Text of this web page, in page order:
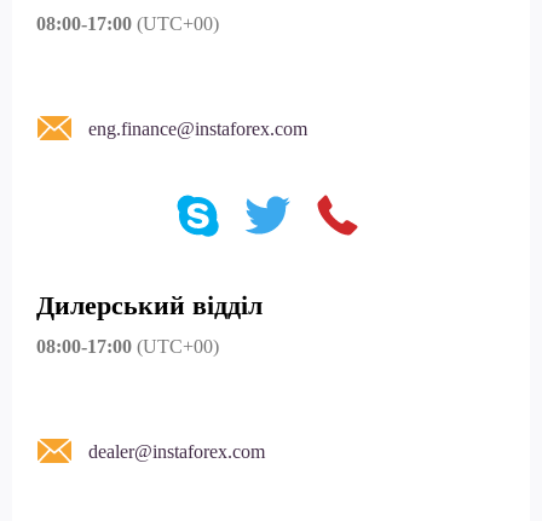
08:00-17:00 (UTC+00)
eng.finance@instaforex.com
Дилерський відділ
08:00-17:00 (UTC+00)
dealer@instaforex.com